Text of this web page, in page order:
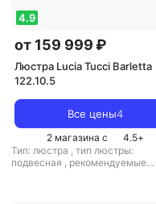
4.9
от 159 999 ₽
Люстра Lucia Tucci Barletta
122.10.5
Все цены4
2 магазина с 4.5+
Тип: люстра , тип люстры:
подвесная , рекомендуемые